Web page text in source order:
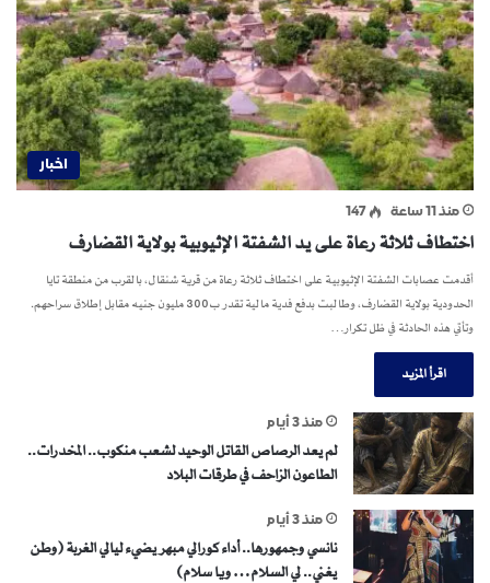
اخبار
منذ 11 ساعة 147
اختطاف ثلاثة رعاة على يد الشفتة الإثيوبية بولاية القضارف
أقدمت عصابات الشفتة الإثيوبية على اختطاف ثلاثة رعاة من قرية شنقال، بالقرب من منطقة تايا
الحدودية بولاية القضارف، وطالبت بدفع فدية مالية تقدر ب300 مليون جنيه مقابل إطلاق سراحهم.
وتأتي هذه الحادثة في ظل تكرار…
اقرأ المزيد
منذ 3 أيام
لم يعد الرصاص القاتل الوحيد لشعب منكوب.. المخدرات..
الطاعون الزاحف في طرقات البلاد
منذ 3 أيام
نانسي وجمهورها.. أداء كورالي مبهر يضيء ليالي الغربة (وطن
يغني.. لي السلام… ويا سلام)